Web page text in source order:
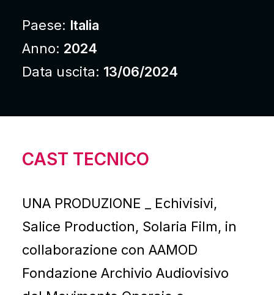
Paese: Italia
Anno: 2024
Data uscita: 13/06/2024
CAST TECNICO
UNA PRODUZIONE _ Echivisivi,
Salice Production, Solaria Film, in
collaborazione con AAMOD
Fondazione Archivio Audiovisivo